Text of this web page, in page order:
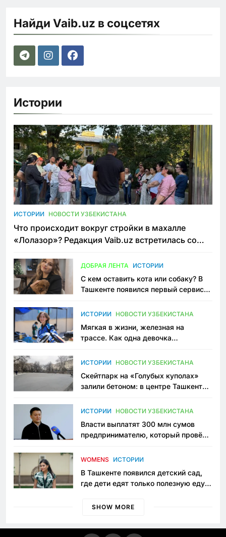
Найди Vaib.uz в соцсетях
Истории
ИСТОРИИ НОВОСТИ УЗБЕКИСТАНА
Что происходит вокруг стройки в махалле
«Лолазор»? Редакция Vaib.uz встретилась со
ДОБРАЯ ЛЕНТА ИСТОРИИ
С кем оставить кота или собаку? В
Ташкенте появился первый сервис
ИСТОРИИ НОВОСТИ УЗБЕКИСТАНА
Мягкая в жизни, железная на
трассе. Как одна девочка
Узбекистане
ИСТОРИИ НОВОСТИ УЗБЕКИСТАНА
Скейтпарк на «Голубых куполах»
залили бетоном: в центре Ташкента
пространство
ИСТОРИИ НОВОСТИ УЗБЕКИСТАНА
Власти выплатят 300 млн сумов
предпринимателю, который провёл
приговору
WOMENS ИСТОРИИ
В Ташкенте появился детский сад,
где дети едят только полезную еду.
просить «кашу без сахара»
SHOW MORE